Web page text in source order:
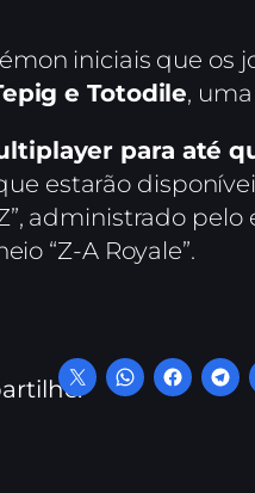
iniciais que os
e Totodile,
para até
estarão
administrado
“Z-A Royale”.